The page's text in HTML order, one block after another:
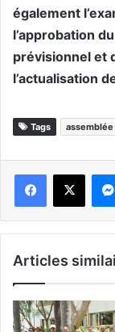
également
l’approbation
prévisionnel et
l’actualisation
Tags
Articles